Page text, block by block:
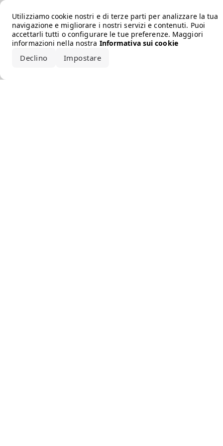
Utilizziamo cookie nostri e di terze parti per analizzare la tua
navigazione e migliorare i nostri servizi e contenuti. Puoi
accettarli tutti o configurare le tue preferenze. Maggiori
informazioni nella nostra Informativa sui cookie
Declino Impostare
Error loading the brand